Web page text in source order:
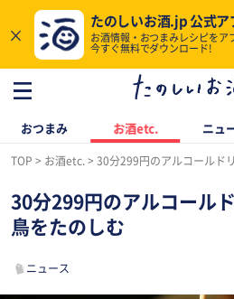
×
たのしいお酒.jp 公式ア
お酒情報・おつまみレシピをア
今すぐ無料でダウンロード!
おつまみ お酒etc. ニュ
TOP お酒etc. 30分299円のアルコールド
30分299円のアルコール
鳥をたのしむ
ニュース